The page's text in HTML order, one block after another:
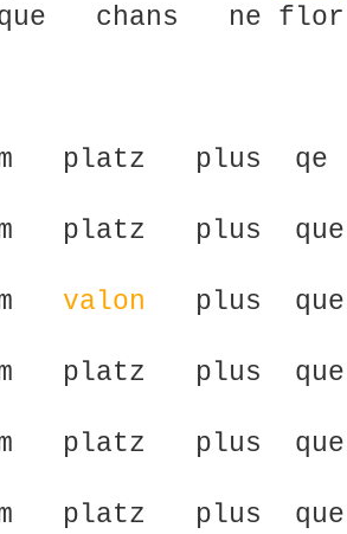
chans ne
platz plus
platz plus
valon plus
platz plus
platz plus
platz plus